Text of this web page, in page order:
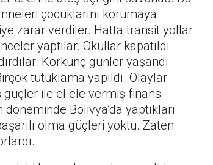
çocuklarını korumaya
zarar verdiler. Hatta transit yollar
yaptılar. Okullar kapatıldı.
Korkunç günler yaşandı.
tutuklama yapıldı. Olaylar
güçler ile el ele vermiş finans
Bolivya’da yaptıkları
olma güçleri yoktu. Zaten